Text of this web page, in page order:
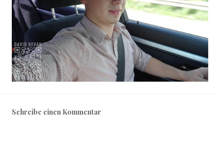
Schreibe einen Kommentar